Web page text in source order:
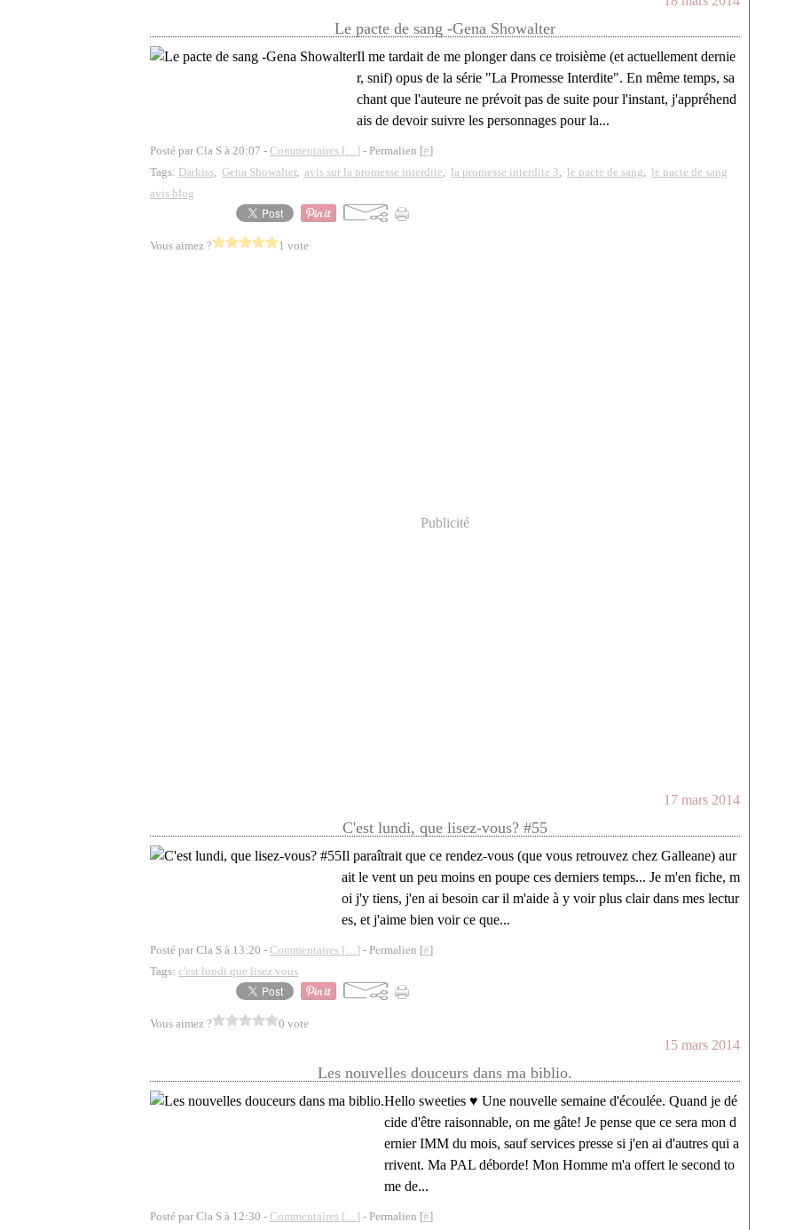
Le pacte de sang -Gena Showalter
Il me tardait de me plonger dans ce troisième (et actuellement dernie
r, snif) opus de la série "La Promesse Interdite". En même temps, sa
chant que l'auteure ne prévoit pas de suite pour l'instant, j'appréhend
ais de devoir suivre les personnages pour la...
Posté par Cla S à 20:07 - Commentaires […] - Permalien [#]
Tags: Darkiss, Gena Showalter, avis sur la promesse interdite, la promesse interdite 3, le pacte de sang, le pacte de sang
avis blog
Vous aimez ? 1 vote
Publicité
17 mars 2014
C'est lundi, que lisez-vous? #55
Il paraîtrait que ce rendez-vous (que vous retrouvez chez Galleane) aur
ait le vent un peu moins en poupe ces derniers temps... Je m'en fiche, m
oi j'y tiens, j'en ai besoin car il m'aide à y voir plus clair dans mes lectur
es, et j'aime bien voir ce que...
Posté par Cla S à 13:20 - Commentaires […] - Permalien [#]
Tags: c'est lundi que lisez vous
Vous aimez ? 0 vote
15 mars 2014
Les nouvelles douceurs dans ma biblio.
Hello sweeties ♥ Une nouvelle semaine d'écoulée. Quand je dé
cide d'être raisonnable, on me gâte! Je pense que ce sera mon d
ernier IMM du mois, sauf services presse si j'en ai d'autres qui a
rrivent. Ma PAL déborde! Mon Homme m'a offert le second to
me de...
Posté par Cla S à 12:30 - Commentaires […] - Permalien [#]